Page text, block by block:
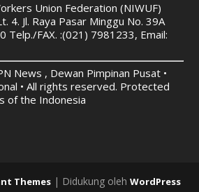
Union Federation (NIWUF)
4. Jl. Raya Pasar Minggu No. 39A
Telp./FAX. :(021) 7981233, Email:
News , Dewan Pimpinan Pusat •
• All rights reserved. Protected
of the Indonesia
Themes | Didukung oleh WordPress